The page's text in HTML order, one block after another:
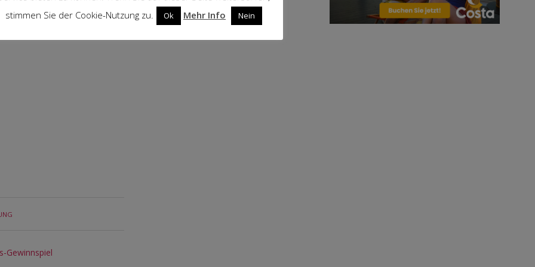
Gewinnspiel
stimmen Sie der Cookie-Nutzung zu.
Ok Mehr Info Nein